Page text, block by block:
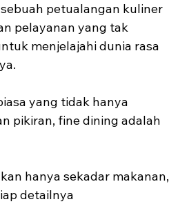
petualangan kuliner
pelayanan yang tak
menjelajahi dunia rasa
yang tidak hanya
pikiran, fine dining adalah
hanya sekadar makanan,
detailnya